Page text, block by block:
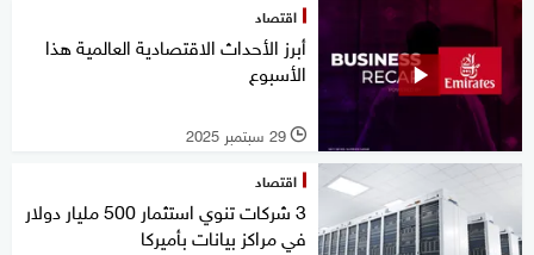
اقتصاد
أبرز الأحداث الاقتصادية العالمية هذا
الأسبوع
l 29 سبتمبر 2025
اقتصاد
3 شركات تنوي استثمار 500 مليار دولار
في مراكز بيانات بأميركا